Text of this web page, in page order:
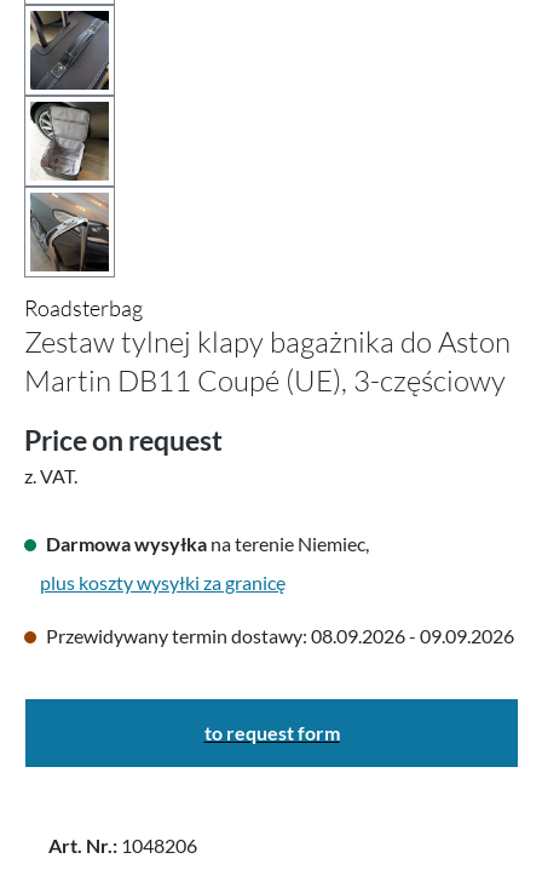
Roadsterbag
Zestaw tylnej klapy bagażnika do Aston
Martin DB11 Coupé (UE), 3-częściowy
Price on request
z. VAT.
Darmowa wysyłka na terenie Niemiec,
plus koszty wysyłki za granicę
Przewidywany termin dostawy: 08.09.2026 - 09.09.2026
to request form
Art. Nr.: 1048206